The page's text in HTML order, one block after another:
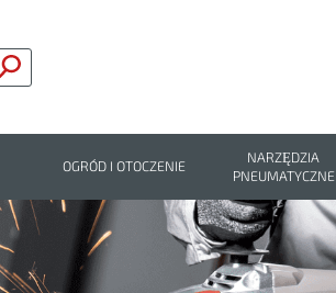
OGRÓD I OTOCZENIE
NARZĘDZIA
PNEUMATYCZNE